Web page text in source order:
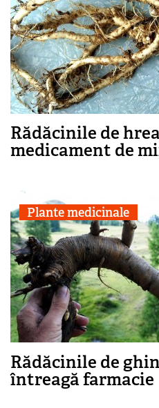
Rădăcinile de
medicament de
Plante medicinale
Rădăcinile de
întreagă farmacie